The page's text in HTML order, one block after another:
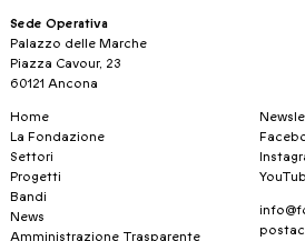
Sede Operativa
Palazzo delle Marche
Piazza Cavour, 23
60121 Ancona
Home
La Fondazione
Settori
Progetti
Bandi
News
Amministrazione Trasparente